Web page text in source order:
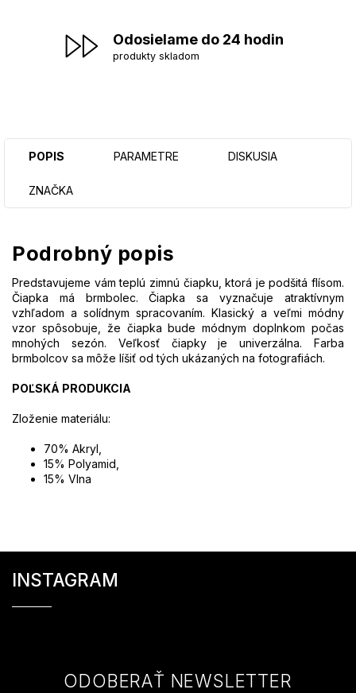
Odosielame do 24 hodin
produkty skladom
POPIS PARAMETRE DISKUSIA
ZNAČKA
Podrobný popis
Predstavujeme vám teplú zimnú čiapku, ktorá je podšitá flísom.
Čiapka má brmbolec. Čiapka sa vyznačuje atraktívnym
vzhľadom a solídnym spracovaním. Klasický a veľmi módny
vzor spôsobuje, že čiapka bude módnym doplnkom počas
mnohých sezón. Veľkosť čiapky je univerzálna. Farba
brmbolcov sa môže líšiť od tých ukázaných na fotografiách.
POĽSKÁ PRODUKCIA
Zloženie materiálu:
70% Akryl,
15% Polyamid,
15% Vlna
INSTAGRAM
ODOBERAŤ NEWSLETTER